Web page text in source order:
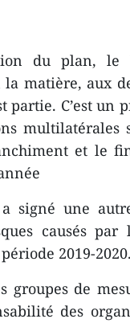
du plan, le
matière, aux
partie. C’est
et le
signé une
causés
2019-2020.
groupes de
des